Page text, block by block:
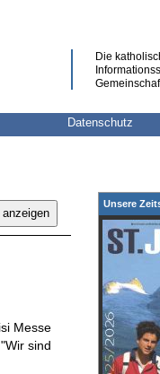
Die
Datenschutz
Unsere
anzeigen
Messe
sind